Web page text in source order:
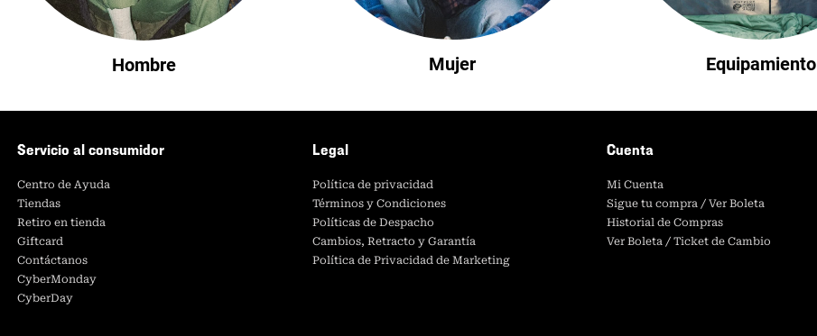
Hombre Mujer Equipamiento
Servicio al consumidor
Centro de Ayuda
Tiendas
Retiro en tienda
Giftcard
Contáctanos
CyberMonday
CyberDay
Legal
Política de privacidad
Términos y Condiciones
Políticas de Despacho
Cambios, Retracto y Garantía
Política de Privacidad de Marketing
Cuenta
Mi Cuenta
Sigue tu compra / Ver Boleta
Historial de Compras
Ver Boleta / Ticket de Cambio